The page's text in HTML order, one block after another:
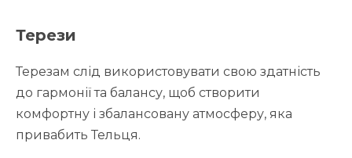
Терези
Терезам слід використовувати свою здатність
до гармонії та балансу, щоб створити
комфортну і збалансовану атмосферу, яка
привабить Тельця.